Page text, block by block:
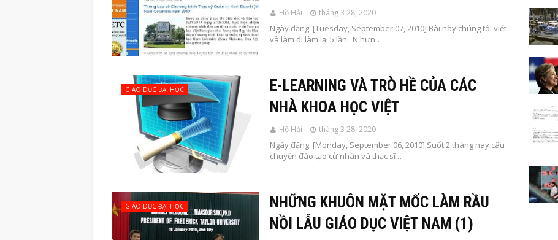
Hồ Hải tháng 3 28, 2020
Ngày đăng: [Tuesday, September 07, 2010] Bài này chúng tôi viết
và làm đi làm lại 5 lần. N hưn…
GIÁO DỤC ĐẠI HỌC
E-LEARNING VÀ TRÒ HỀ CỦA CÁC
NHÀ KHOA HỌC VIỆT
Hồ Hải tháng 3 28, 2020
Ngày đăng: [Monday, September 06, 2010] Suốt 2 tháng nay câu
chuyện đào tạo cử nhân và thạc sĩ …
GIÁO DỤC ĐẠI HỌC
NHỮNG KHUÔN MẶT MỐC LÀM RẦU
NỒI LẪU GIÁO DỤC VIỆT NAM (1)